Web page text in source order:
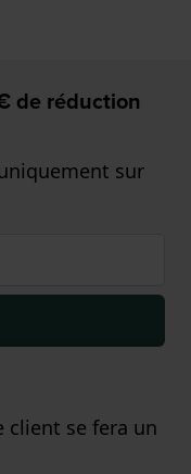
de réduction
sur
client se fera un